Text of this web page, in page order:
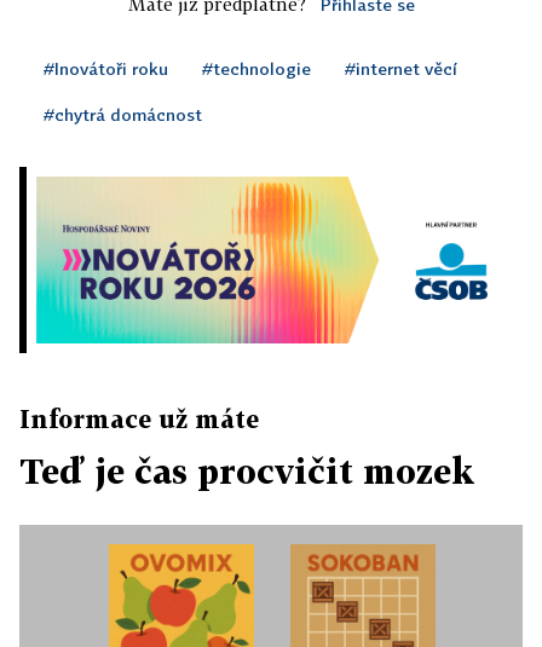
Přihlaste se
#Inovátoři roku #technologie #internet věcí
#chytrá domácnost
Informace už máte
Teď je čas procvičit mozek